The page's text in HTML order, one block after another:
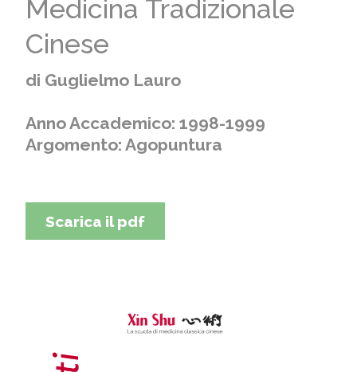
Medicina Tradizionale
Cinese
di Guglielmo Lauro
Anno Accademico: 1998-1999
Argomento: Agopuntura
Scarica il pdf